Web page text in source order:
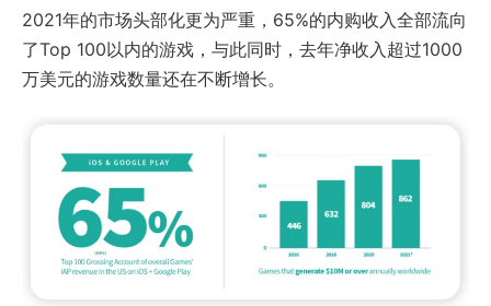
2021年的市场头部化更为严重，65%的内购收入全部流向
了Top 100以内的游戏，与此同时，去年净收入超过1000
万美元的游戏数量还在不断增长。